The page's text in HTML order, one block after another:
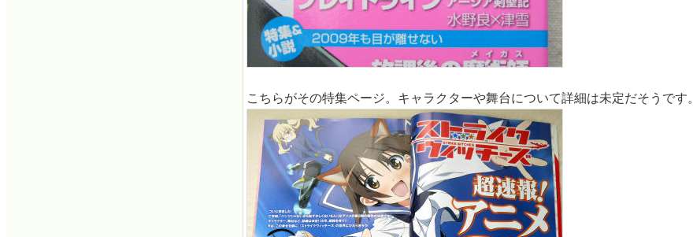
こちらがその特集ページ。キャラクターや舞台について詳細は未定だそうです。